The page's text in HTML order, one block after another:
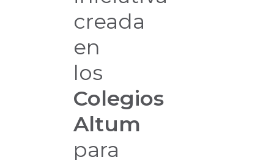
creada
en
los
Colegios
Altum
para